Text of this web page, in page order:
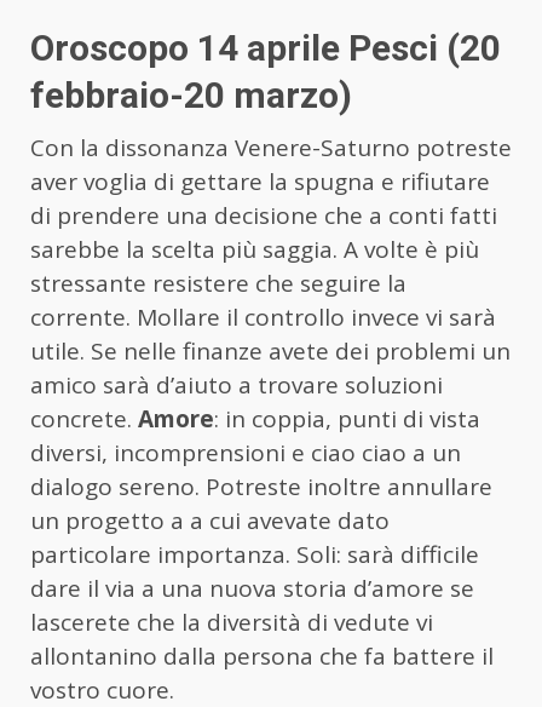
Oroscopo 14 aprile Pesci (20
febbraio-20 marzo)
Con la dissonanza Venere-Saturno potreste
aver voglia di gettare la spugna e rifiutare
di prendere una decisione che a conti fatti
sarebbe la scelta più saggia. A volte è più
stressante resistere che seguire la
corrente. Mollare il controllo invece vi sarà
utile. Se nelle finanze avete dei problemi un
amico sarà d’aiuto a trovare soluzioni
concrete. Amore: in coppia, punti di vista
diversi, incomprensioni e ciao ciao a un
dialogo sereno. Potreste inoltre annullare
un progetto a a cui avevate dato
particolare importanza. Soli: sarà difficile
dare il via a una nuova storia d’amore se
lascerete che la diversità di vedute vi
allontanino dalla persona che fa battere il
vostro cuore.